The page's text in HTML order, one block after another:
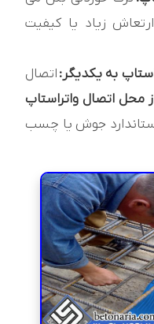
زیاد یا کیفیت
به یکدیگر:اتصال
محل اتصال واتراستاپ
جوش یا چسب